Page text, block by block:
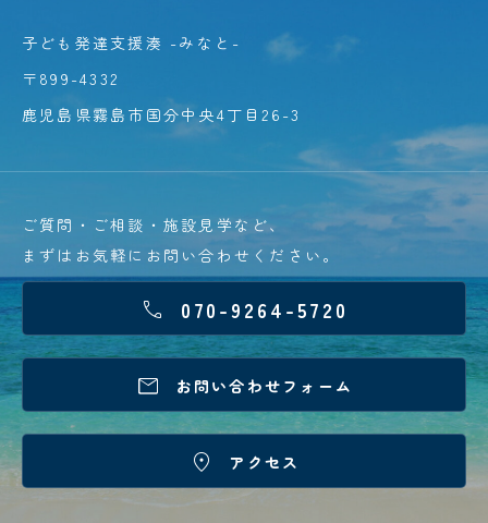
子ども発達支援湊 -みなと-
〒899-4332
鹿児島県霧島市国分中央4丁目26-3
ご質問・ご相談・施設見学など、
まずはお気軽にお問い合わせください。
 070-9264-5720
 お問い合わせフォーム
 アクセス